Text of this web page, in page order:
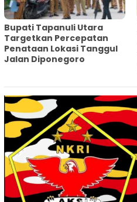
‎Bupati Tapanuli Utara
Targetkan Percepatan
Penataan Lokasi Tanggul
Jalan Diponegoro